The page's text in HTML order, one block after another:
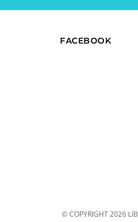
FACEBOOK
© COPYRIGHT 2026